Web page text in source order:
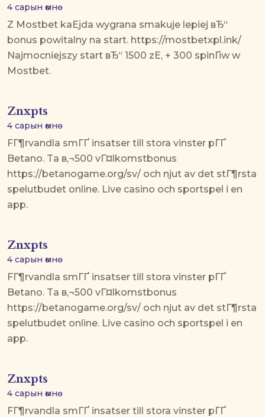
4 сарын өмнө
Z Mostbet kaЕјda wygrana smakuje lepiej вЂ“
bonus powitalny na start. https://mostbetxpl.ink/
Najmocniejszy start вЂ“ 1500 zЕ‚ + 300 spinГіw w
Mostbet.
Znxpts
4 сарын өмнө
FГ¶rvandla smГҐ insatser till stora vinster pГҐ
Betano. Ta в‚¬500 vГ¤lkomstbonus
https://betanogame.org/sv/ och njut av det stГ¶rsta
spelutbudet online. Live casino och sportspel i en
app.
Znxpts
4 сарын өмнө
FГ¶rvandla smГҐ insatser till stora vinster pГҐ
Betano. Ta в‚¬500 vГ¤lkomstbonus
https://betanogame.org/sv/ och njut av det stГ¶rsta
spelutbudet online. Live casino och sportspel i en
app.
Znxpts
4 сарын өмнө
FГ¶rvandla smГҐ insatser till stora vinster pГҐ